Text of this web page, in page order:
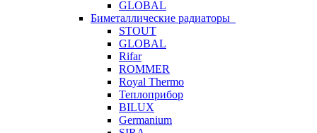
GLOBAL
Биметаллические радиаторы
STOUT
GLOBAL
Rifar
ROMMER
Royal Thermo
Теплоприбор
BILUX
Germanium